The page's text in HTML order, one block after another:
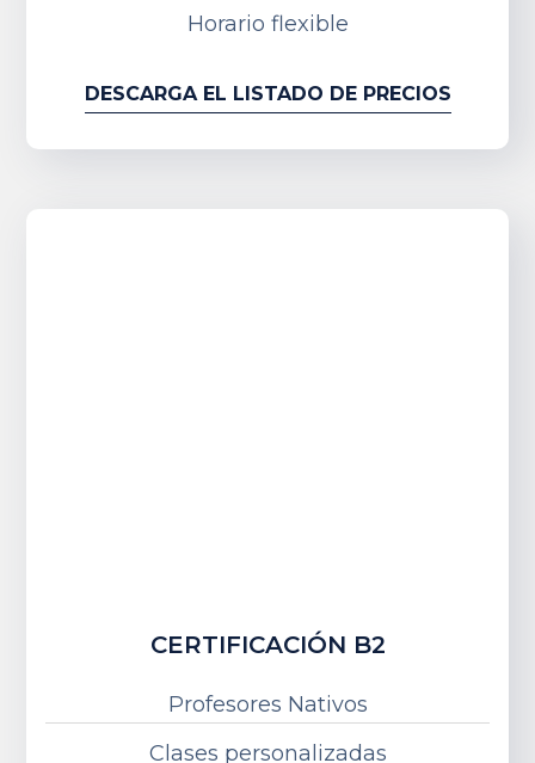
Horario flexible
DESCARGA EL LISTADO DE PRECIOS
CERTIFICACIÓN B2
Profesores Nativos
Clases personalizadas